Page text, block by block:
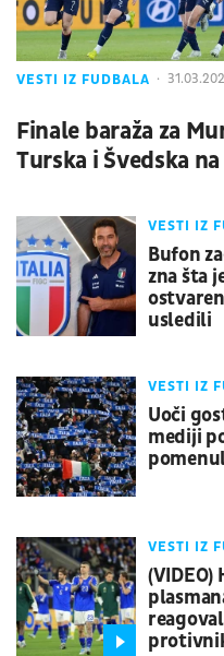
VESTI IZ FUDBALA
Finale baraža za
Turska i Švedska na
VESTI IZ
Bufon
zna šta
usledili
VESTI IZ
Uoči
mediji
VESTI IZ